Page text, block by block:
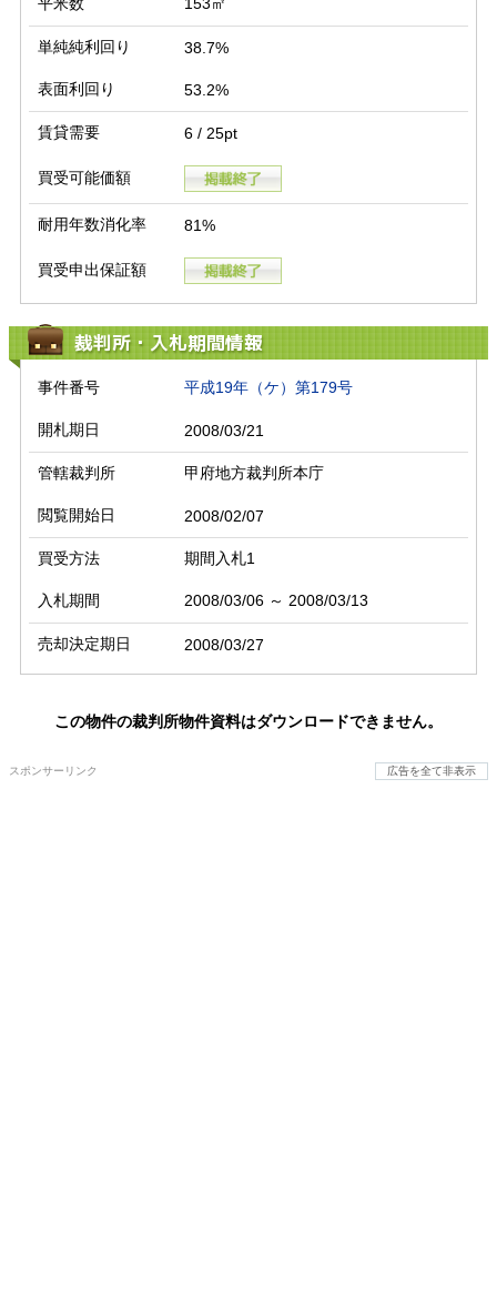
単純純利回り 38.7%
表面利回り 53.2%
賃貸需要 6 / 25pt
買受可能価額
耐用年数消化率 81%
買受申出保証額
裁判所・入札期間情報
事件番号 平成19年（ケ）第179号
開札期日 2008/03/21
管轄裁判所 甲府地方裁判所本庁
閲覧開始日 2008/02/07
買受方法 期間入札1
入札期間 2008/03/06 ～ 2008/03/13
売却決定期日 2008/03/27
この物件の裁判所物件資料はダウンロードできません。
スポンサーリンク 広告を全て非表示